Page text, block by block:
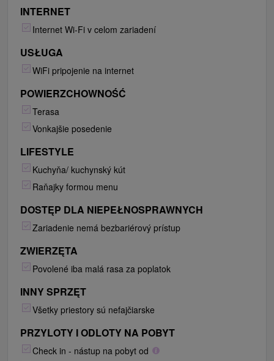
INTERNET
Internet Wi-Fi v celom zariadení
USŁUGA
WiFi pripojenie na internet
POWIERZCHOWNOŚĆ
Terasa
Vonkajšie posedenie
LIFESTYLE
Kuchyňa/ kuchynský kút
Raňajky formou menu
DOSTĘP DLA NIEPEŁNOSPRAWNYCH
Zariadenie nemá bezbariérový prístup
ZWIERZĘTA
Povolené iba malá rasa za poplatok
INNY SPRZĘT
Všetky priestory sú nefajčiarske
PRZYLOTY I ODLOTY NA POBYT
Check in - nástup na pobyt od